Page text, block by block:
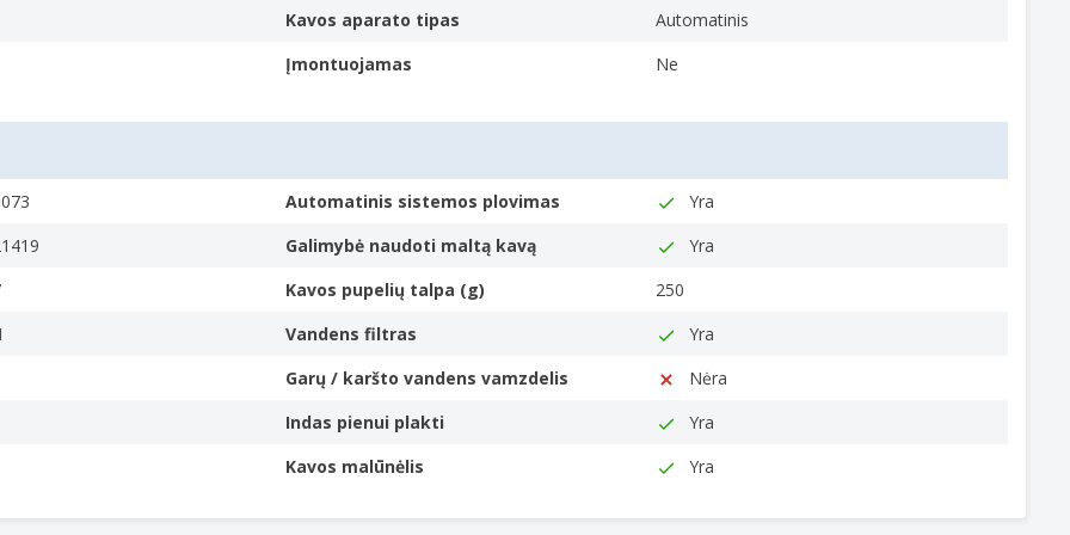
plaunamu tinkleliu, užtikrinančiu maksimalų patvarumą ir higieną
Kavos aparato tipas
Automatinis
Įmontuojamas Ne
Automatinis sistemos plovimas
Yra
Galimybė naudoti maltą kavą
Yra
Kavos pupelių talpa (g)
250
Vandens filtras
Yra
Garų / karšto vandens vamzdelis
Nėra
Indas pienui plakti
Yra
Kavos malūnėlis Yra